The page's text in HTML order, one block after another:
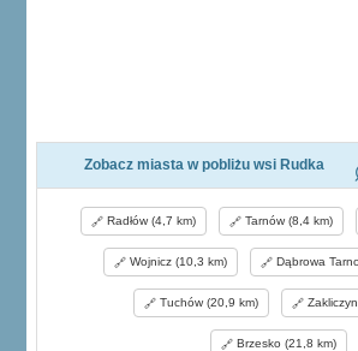
Zobacz miasta w pobliżu wsi Rudka
Radłów (4,7 km) Tarnów (8,4 km)
Wojnicz (10,3 km) Dąbrowa
Tuchów (20,9 km)
Brzesko (21,8 km)